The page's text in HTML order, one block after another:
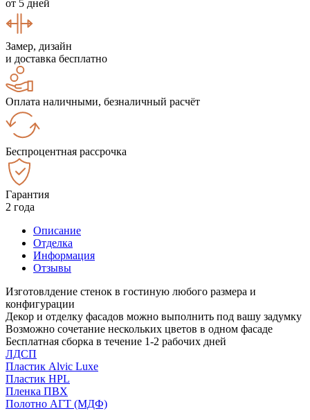
от 5 дней
Замер, дизайн
и доставка бесплатно
Оплата наличными, безналичный расчёт
Беспроцентная рассрочка
Гарантия
2 года
Описание
Отделка
Информация
Отзывы
Изготовлдение стенок в гостиную любого размера и
конфигурации
Декор и отделку фасадов можно выполнить под вашу задумку
Возможно сочетание нескольких цветов в одном фасаде
Бесплатная сборка в течение 1-2 рабочих дней
ЛДСП
Пластик Alvic Luxe
Пластик HPL
Пленка ПВХ
Полотно АГТ (МДФ)